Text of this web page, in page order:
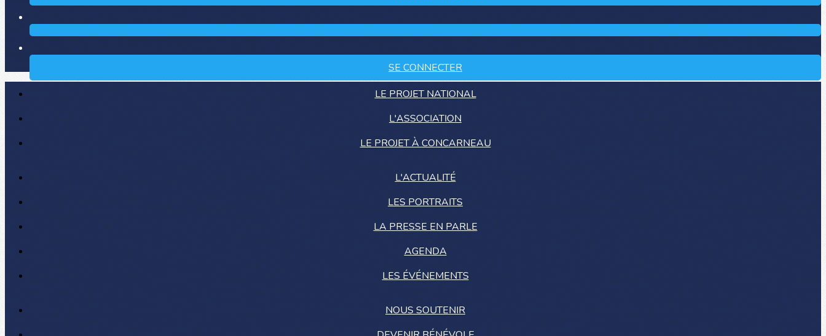
SE CONNECTER
LE PROJET NATIONAL
L'ASSOCIATION
LE PROJET À CONCARNEAU
L'ACTUALITÉ
LES PORTRAITS
LA PRESSE EN PARLE
AGENDA
LES ÉVÉNEMENTS
NOUS SOUTENIR